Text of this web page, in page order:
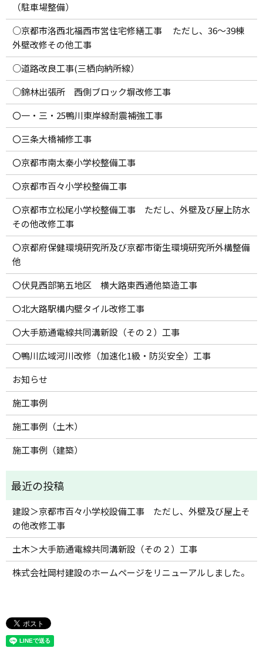
（駐車場整備）
○京都市洛西北福西市営住宅修繕工事 ただし、36～39棟
外壁改修その他工事
○道路改良工事(三栖向納所線）
○錦林出張所 西側ブロック塀改修工事
〇一・三・25鴨川東岸線耐震補強工事
〇三条大橋補修工事
〇京都市南太秦小学校整備工事
〇京都市百々小学校整備工事
〇京都市立松尾小学校整備工事 ただし、外壁及び屋上防水
その他改修工事
〇京都府保健環境研究所及び京都市衛生環境研究所外構整備
他
〇伏見西部第五地区 横大路東西通他築造工事
〇北大路駅構内壁タイル改修工事
〇大手筋通電線共同溝新設（その２）工事
〇鴨川広域河川改修（加速化1級・防災安全）工事
お知らせ
施工事例
施工事例（土木）
施工事例（建築）
建設＞京都市百々小学校設備工事 ただし、外壁及び屋上そ
の他改修工事
土木＞大手筋通電線共同溝新設（その２）工事
株式会社岡村建設のホームページをリニューアルしました。